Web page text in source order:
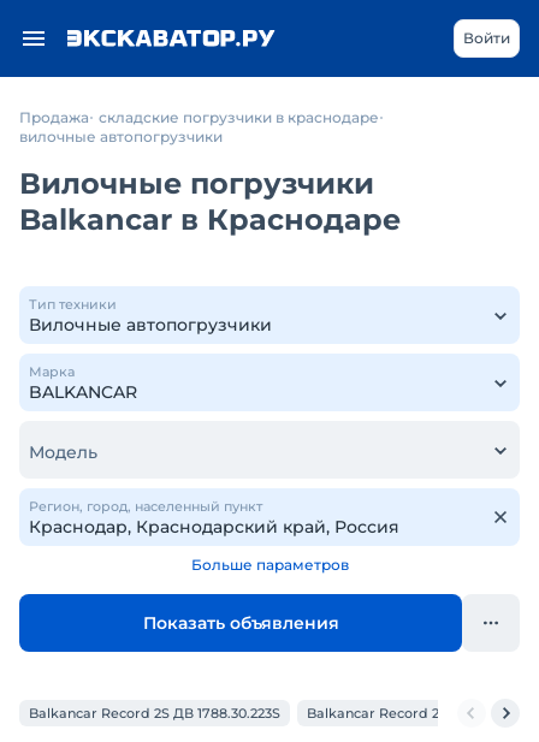
Войти
Продажа складские погрузчики в краснодаре
вилочные автопогрузчики
Вилочные погрузчики
Balkancar в Краснодаре
Тип техники
Марка
Модель
Регион, город, населенный пункт
Больше параметров
Показать объявления
Balkancar Record 2S ДВ 1788.30.223S Balkancar Record 2S ДВ